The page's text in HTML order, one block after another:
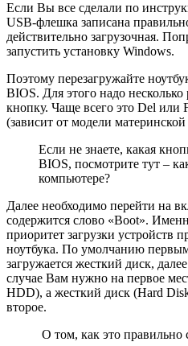
Если Вы все сделали по
USB-флешка записана
действительно загрузочная.
запустить установку Windows.
Поэтому перезагружайте
BIOS. Для этого надо
кнопку. Чаще всего это Del или
(зависит от модели
Если не знаете, какая
BIOS, посмотрите тут –
компьютере?
Далее необходимо перейти на
содержится слово «Boot».
приоритет загрузки
ноутбука. По умолчанию
загружается жесткий диск,
случае Вам нужно на первое
HDD), а жесткий диск (Hard
второе.
О том, как это правильно